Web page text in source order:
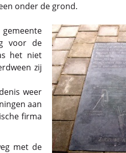
onder de grond.
voor de
het niet
zij
weer
aan
firma
met de